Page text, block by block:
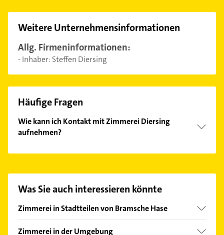
Weitere Unternehmensinformationen
Allg. Firmeninformationen:
- Inhaber: Steffen Diersing
Häufige Fragen
Wie kann ich Kontakt mit Zimmerei Diersing
aufnehmen?
finden Sie alleKontaktdaten.
Was Sie auch interessieren könnte
Zimmerei in Stadtteilen von Bramsche Hase
Achmer
Zimmerei in der Umgebung